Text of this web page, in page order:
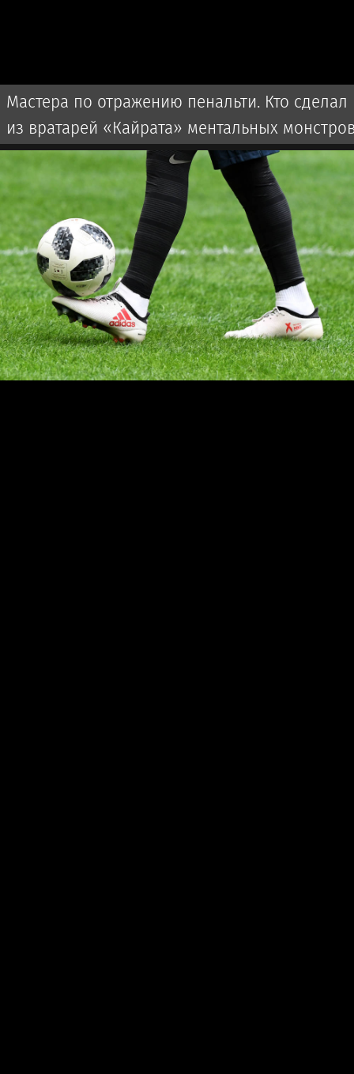
Мастера по отражению пенальти. Кто сделал
из вратарей «Кайрата» ментальных